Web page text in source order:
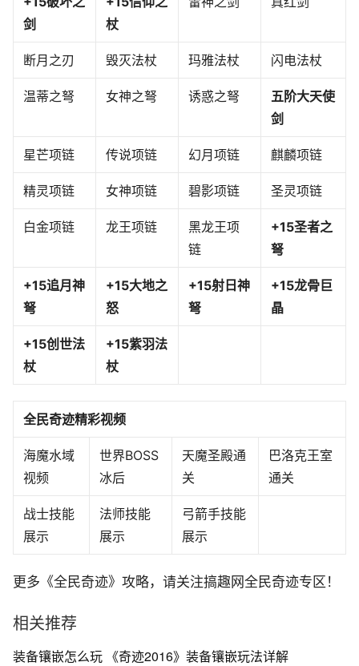
剑
杖
断月之刃 毁灭法杖 玛雅法杖 闪电法杖
温蒂之弩 女神之弩 诱惑之弩
五阶大天使
剑
星芒项链 传说项链 幻月项链 麒麟项链
精灵项链 女神项链 碧影项链 圣灵项链
白金项链 龙王项链
黑龙王项
链
+15圣者之
弩
+15追月神
弩
+15大地之
怒
+15射日神
弩
+15龙骨巨
晶
+15创世法
杖
+15紫羽法
杖
全民奇迹精彩视频
海魔水域
视频
世界BOSS
冰后
天魔圣殿通
关
巴洛克王室
通关
战士技能
展示
法师技能
展示
弓箭手技能
展示
更多《全民奇迹》攻略，请关注搞趣网全民奇迹专区！
相关推荐
装备镶嵌怎么玩 《奇迹2016》装备镶嵌玩法详解